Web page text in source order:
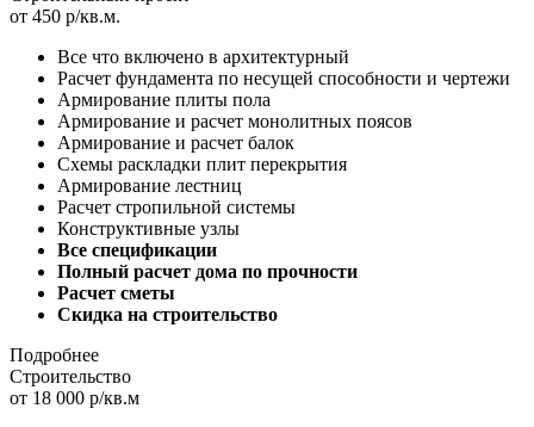
от 450 р/кв.м.
Все что включено в архитектурный
Расчет фундамента по несущей способности и чертежи
Армирование плиты пола
Армирование и расчет монолитных поясов
Армирование и расчет балок
Схемы раскладки плит перекрытия
Армирование лестниц
Расчет стропильной системы
Конструктивные узлы
Все спецификации
Полный расчет дома по прочности
Расчет сметы
Скидка на строительство
Подробнее
Строительство
от 18 000 р/кв.м